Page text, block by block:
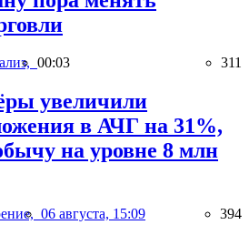
00:03 311
увеличили
в АЧГ на 31%,
на уровне 8 млн
06 августа, 15:09 394